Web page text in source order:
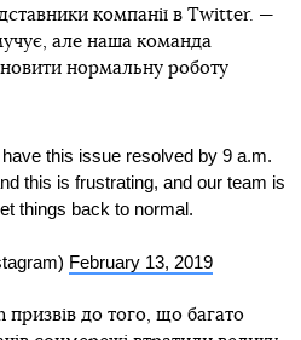
компанії в Twitter. —
але наша команда
нормальну роботу
this issue resolved by 9 a.m.
this is frustrating, and our team is
things back to normal.
February 13, 2019
призвів до того, що багато